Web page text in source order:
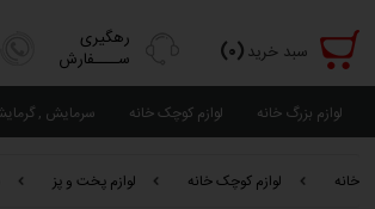
سبد خرید(٠)
رهگیری
ســــفارش
لوازم بزرگ خانه لوازم کوچک خانه سرمایش ,
خانه لوازم کوچک خانه لوازم پخت و پز